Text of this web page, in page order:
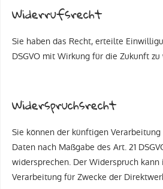
Widerrufsrecht
Sie haben das Recht, erteilte
DSGVO mit Wirkung für die Zukunft
Widerspruchsrecht
Sie können der künftigen
Daten nach Maßgabe des Art. 21
widersprechen. Der Widerspruch
Verarbeitung für Zwecke der